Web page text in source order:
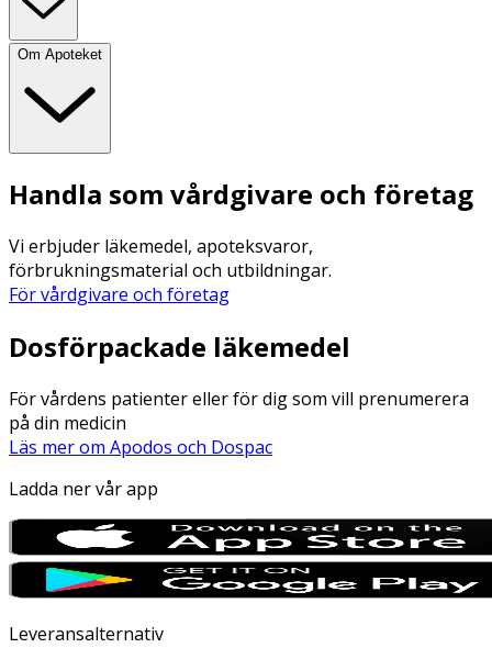
Om Apoteket
Handla som vårdgivare och företag
Vi erbjuder läkemedel, apoteksvaror,
förbrukningsmaterial och utbildningar.
För vårdgivare och företag
Dosförpackade läkemedel
För vårdens patienter eller för dig som vill prenumerera
på din medicin
Läs mer om Apodos och Dospac
Ladda ner vår app
Leveransalternativ